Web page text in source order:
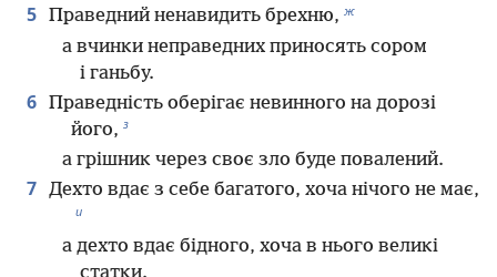
5 Праведний ненавидить брехню, ж
а вчинки неправедних приносять сором
і ганьбу.
6 Праведність оберігає невинного на дорозі
його, з
а грішник через своє зло буде повалений.
7 Дехто вдає з себе багатого, хоча нічого не має,
и
а дехто вдає бідного, хоча в нього великі